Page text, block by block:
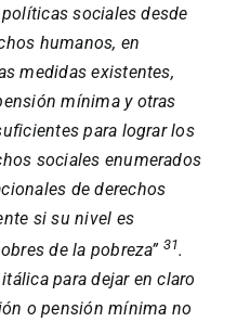
sociales desde
humanos, en
medidas existentes,
mínima y otras
para lograr los
sociales enumerados
de derechos
si su nivel es
de la pobreza” 31.
para dejar en claro
o pensión mínima no